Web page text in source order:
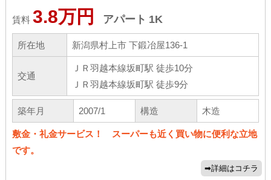
賃料 3.8万円 アパート 1K
所在地 新潟県村上市 下鍛冶屋136-1
交通
ＪＲ羽越本線坂町駅 徒歩10分
ＪＲ羽越本線坂町駅 徒歩9分
築年月 2007/1 構造 木造
敷金・礼金サービス！ スーパーも近く買い物に便利な立地
です。